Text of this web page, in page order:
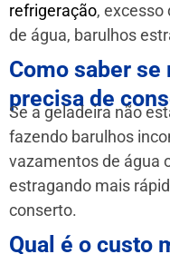
refrigeração, excesso
de água, barulhos
Como saber
precisa de
Se a geladeira não
fazendo barulhos
vazamentos de água
estragando mais
conserto.
Qual é o custo